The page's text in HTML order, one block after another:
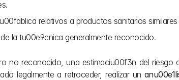
relativos a productos sanitarios
la tu00e9cnica generalmente reconocido.
no reconocido, una estimaciu00f3n del riesgo
legalmente a retroceder, realizar un